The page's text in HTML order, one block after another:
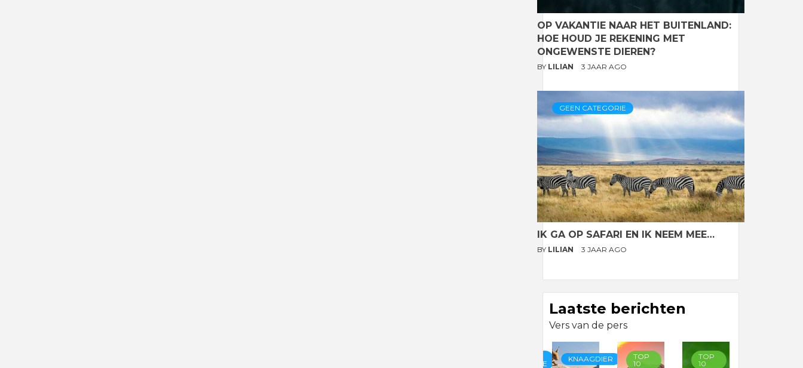
OP VAKANTIE NAAR HET BUITENLAND:
HOE HOUD JE REKENING MET
ONGEWENSTE DIEREN?
BY LILIAN 3 JAAR AGO
GEEN CATEGORIE
IK GA OP SAFARI EN IK NEEM MEE…
BY LILIAN 3 JAAR AGO
Laatste berichten
Vers van de pers
CATEGORIE
KNAAGDIER
TOP
10
TOP
10